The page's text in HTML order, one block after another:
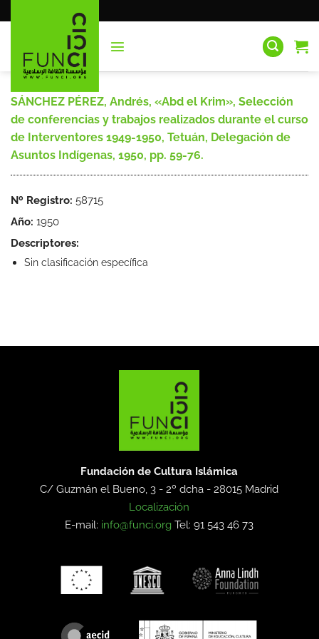
al
SÁNCHEZ PÉREZ, Andrés, «Abd el Krim», Selección
de conferencias y trabajos realizados durante el curso
de Interventores 1949-1950, Tetuán, Delegación de
Asuntos Indígenas, 1950, pp. 59-76.
Nº Registro: 58715
Año: 1950
Descriptores:
Sin clasificación específica
Fundación de Cultura Islámica
C/ Guzmán el Bueno, 3 - 2º dcha -28015 Madrid
Localización
E-mail: info@funci.org Tel: 91 543 46 73